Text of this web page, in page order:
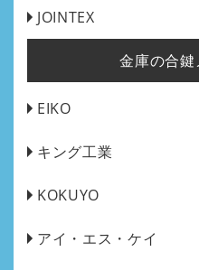
JOINTEX
金庫の合
EIKO
キング工業
KOKUYO
アイ・エス・ケイ